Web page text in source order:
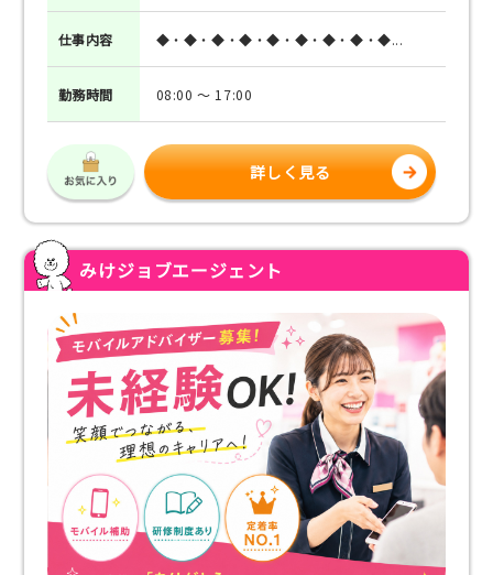
仕事内容 ◆・◆・◆・◆・◆・◆・◆・◆・◆...
勤務時間 08:00 ～ 17:00
詳しく見る
みけジョブエージェント